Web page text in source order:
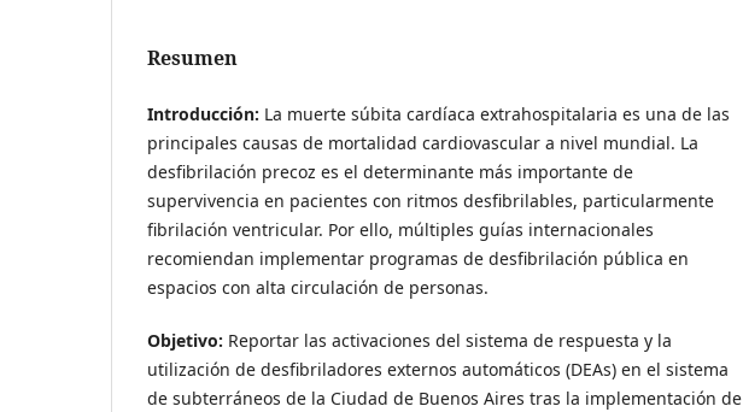
Resumen
Introducción: La muerte súbita cardíaca extrahospitalaria es una de las
principales causas de mortalidad cardiovascular a nivel mundial. La
desfibrilación precoz es el determinante más importante de
supervivencia en pacientes con ritmos desfibrilables, particularmente
fibrilación ventricular. Por ello, múltiples guías internacionales
recomiendan implementar programas de desfibrilación pública en
espacios con alta circulación de personas.
Objetivo: Reportar las activaciones del sistema de respuesta y la
utilización de desfibriladores externos automáticos (DEAs) en el sistema
de subterráneos de la Ciudad de Buenos Aires tras la implementación de